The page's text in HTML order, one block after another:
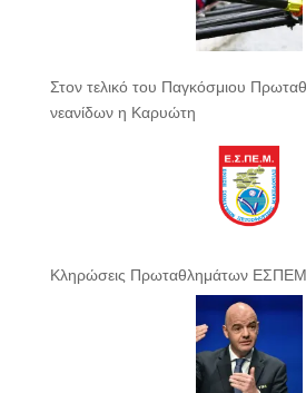
Στον τελικό του Παγκόσμιου
νεανίδων η Καρυώτη
Κληρώσεις Πρωταθλημάτων